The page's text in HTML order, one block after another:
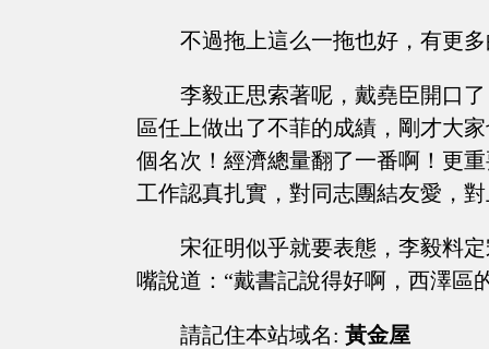
不過拖上這么一拖也好，有更
李毅正思索著呢，戴堯臣開口
區任上做出了不菲的成績，剛才大
個名次！經濟總量翻了一番啊！更
工作認真扎實，對同志團結友愛，
宋征明似乎就要表態，李毅料
嘴說道：“戴書記說得好啊，西澤區
請記住本站域名: 黃金屋